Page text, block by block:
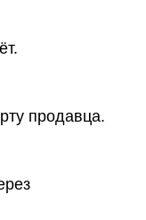
продавца.